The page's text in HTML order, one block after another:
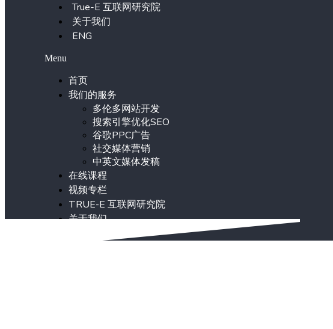
True-E 互联网研究院
关于我们
ENG
Menu
首页
我们的服务
多伦多网站开发
搜索引擎优化SEO
谷歌PPC广告
社交媒体营销
中英文媒体发稿
在线课程
视频专栏
TRUE-E 互联网研究院
关于我们